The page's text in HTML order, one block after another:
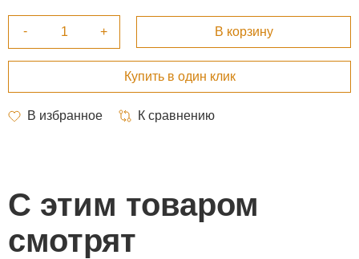
С этим товаром
смотрят